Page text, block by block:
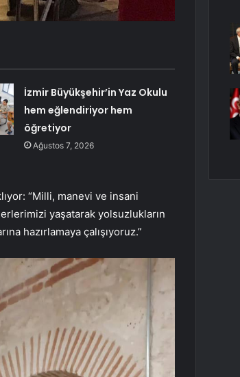
İzmir Büyükşehir’in Yaz Okulu
hem eğlendiriyor hem
öğretiyor
Ağustos 7, 2026
“Milli, manevi ve insani
yaşatarak yolsuzlukların
hazırlamaya çalışıyoruz.”